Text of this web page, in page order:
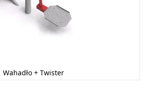
Wahadło + Twister